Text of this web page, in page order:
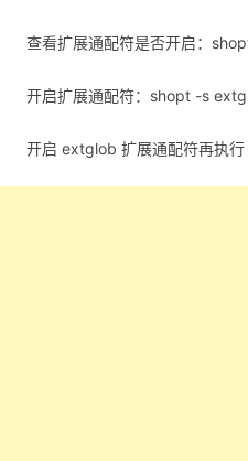
查看扩展通配符是否开启：
开启扩展通配符：shopt -s
开启 extglob 扩展通配符再执